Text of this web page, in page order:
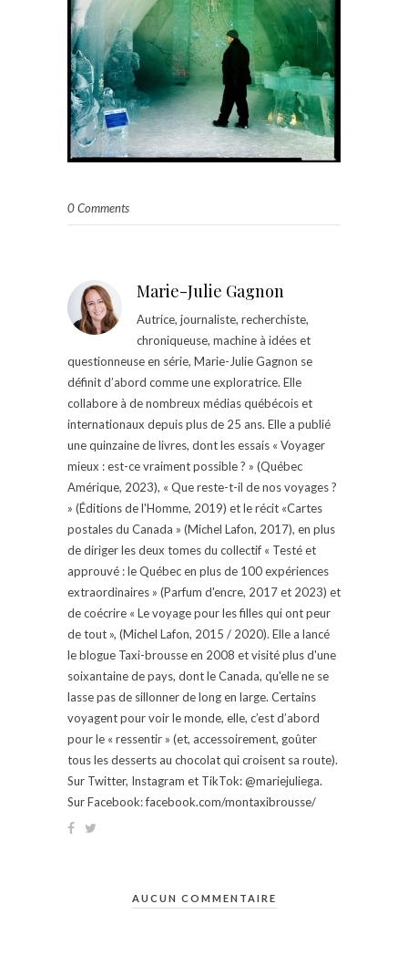
0 Comments
Marie-Julie Gagnon
Autrice, journaliste, recherchiste,
chroniqueuse, machine à idées et
questionneuse en série, Marie-Julie Gagnon se
définit d’abord comme une exploratrice. Elle
collabore à de nombreux médias québécois et
internationaux depuis plus de 25 ans. Elle a publié
une quinzaine de livres, dont les essais « Voyager
mieux : est-ce vraiment possible ? » (Québec
Amérique, 2023), « Que reste-t-il de nos voyages ?
» (Éditions de l'Homme, 2019) et le récit «Cartes
postales du Canada » (Michel Lafon, 2017), en plus
de diriger les deux tomes du collectif « Testé et
approuvé : le Québec en plus de 100 expériences
extraordinaires » (Parfum d'encre, 2017 et 2023) et
de coécrire « Le voyage pour les filles qui ont peur
de tout », (Michel Lafon, 2015 / 2020). Elle a lancé
le blogue Taxi-brousse en 2008 et visité plus d'une
soixantaine de pays, dont le Canada, qu'elle ne se
lasse pas de sillonner de long en large. Certains
voyagent pour voir le monde, elle, c’est d’abord
pour le « ressentir » (et, accessoirement, goûter
tous les desserts au chocolat qui croisent sa route).
Sur Twitter, Instagram et TikTok: @mariejuliega.
Sur Facebook: facebook.com/montaxibrousse/
AUCUN COMMENTAIRE